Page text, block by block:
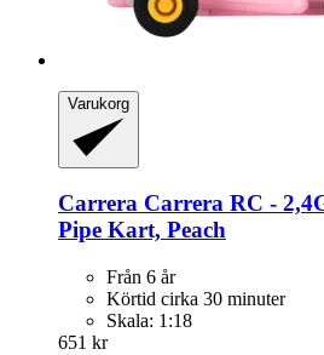
Varukorg
Carrera Carrera RC -​
Pipe Kart, Peach
Från 6 år
Körtid cirka 30 minuter
Skala: 1:18
651 kr